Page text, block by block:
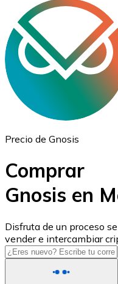
Ethereum
ETH
USD Coin
USDC
Precio de Gnosis
Comprar
Gnosis en
Disfruta de un proceso
vender e intercambiar